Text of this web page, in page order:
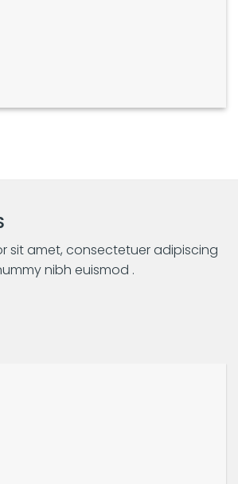
sit amet, consectetuer adipiscing
nibh euismod .